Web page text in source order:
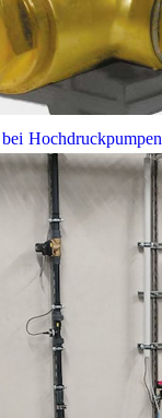
Hochdruckpumpen